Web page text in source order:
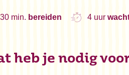
30 min. bereiden 4 uur
heb je nodig